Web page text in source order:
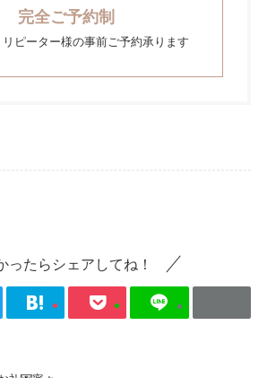
完全ご予約制
ピーター様の事前ご予約承ります
ったらシェアしてね！